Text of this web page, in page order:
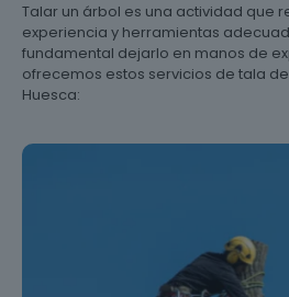
Talar un árbol es una actividad que
experiencia y herramientas
fundamental dejarlo en manos de
ofrecemos estos servicios de tala
Huesca: